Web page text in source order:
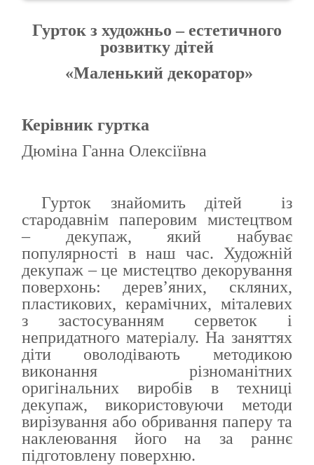
Гурток з художньо – естетичного
розвитку дітей
«Маленький декоратор»
Керівник гуртка
Дюміна Ганна Олексіївна
Гурток знайомить дітей із
стародавнім паперовим мистецтвом
– декупаж, який набуває
популярності в наш час. Художній
декупаж – це мистецтво декорування
поверхонь: дерев’яних, скляних,
пластикових, керамічних, міталевих
з застосуванням серветок і
непридатного матеріалу. На заняттях
діти оволодівають методикою
виконання різноманітних
оригінальних виробів в техниці
декупаж, використовуючи методи
вирізування або обривання паперу та
наклеювання його на за раннє
підготовлену поверхню.